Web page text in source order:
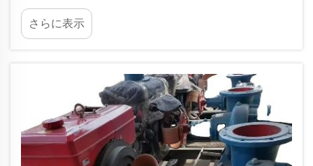
で動くこれらのポンプは、発電所からの電力や燃
料を必要とせずに水を輸送できます。これは特
に、電力網が整備されていない地域において非常
さらに表示